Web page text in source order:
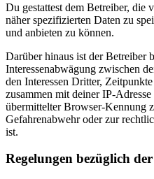
Du gestattest dem Betreiber, die
näher spezifizierten Daten zu
und anbieten zu können.
Darüber hinaus ist der Betreiber
Interessenabwägung zwischen
den Interessen Dritter,
zusammen mit deiner IP-
übermittelter Browser-Kennung
Gefahrenabwehr oder zur
ist.
Regelungen bezüglich